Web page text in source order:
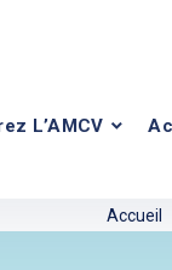
L’AMCV
Accueil